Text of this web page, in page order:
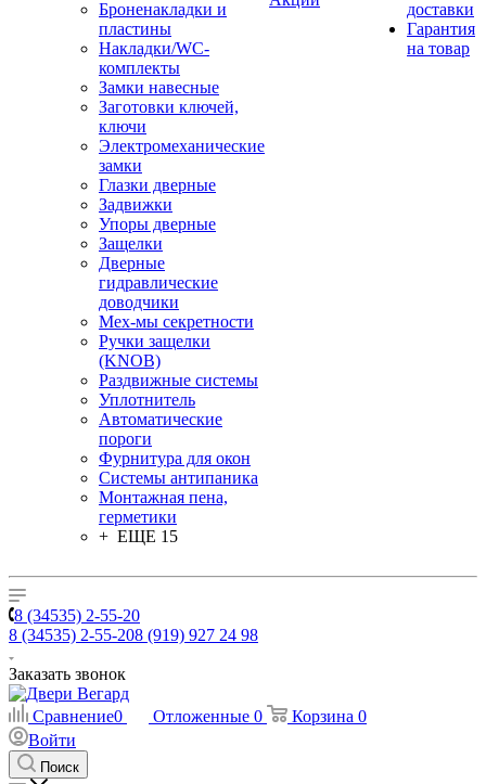
Броненакладки и
пластины
Накладки/WC-
комплекты
Замки навесные
Заготовки ключей,
ключи
Электромеханические
замки
Глазки дверные
Задвижки
Упоры дверные
Защелки
Дверные
гидравлические
доводчики
Мех-мы секретности
Ручки защелки
(KNOB)
Раздвижные системы
Уплотнитель
Автоматические
пороги
Фурнитура для окон
Системы антипаника
Монтажная пена,
герметики
+ ЕЩЕ 15
доставки
Гарантия
на товар
8 (34535) 2-55-20
8 (34535) 2-55-208 (919) 927 24 98
Заказать звонок
Сравнение0 Отложенные 0 Корзина 0
Войти
Поиск